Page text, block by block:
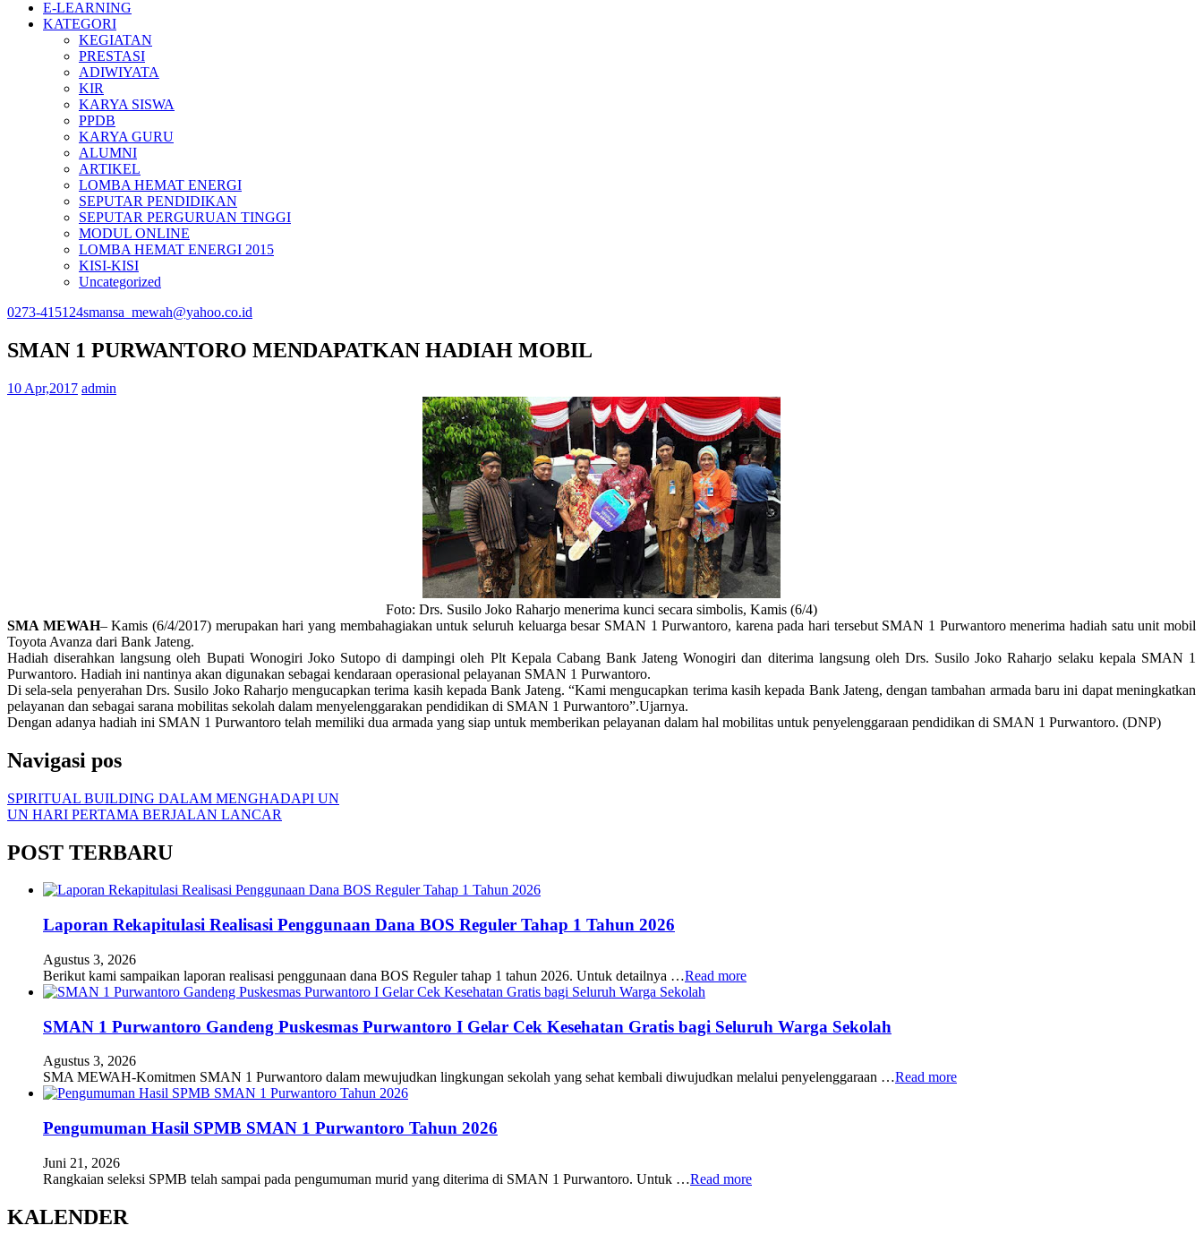
E-LEARNING
KATEGORI
KEGIATAN
PRESTASI
ADIWIYATA
KIR
KARYA SISWA
PPDB
KARYA GURU
ALUMNI
ARTIKEL
LOMBA HEMAT ENERGI
SEPUTAR PENDIDIKAN
SEPUTAR PERGURUAN TINGGI
MODUL ONLINE
LOMBA HEMAT ENERGI 2015
KISI-KISI
Uncategorized
0273-415124smansa_mewah@yahoo.co.id
SMAN 1 PURWANTORO MENDAPATKAN HADIAH MOBIL
10 Apr,2017 admin
Foto: Drs. Susilo Joko Raharjo menerima kunci secara simbolis, Kamis (6/4)
SMA MEWAH– Kamis (6/4/2017) merupakan hari yang membahagiakan untuk seluruh keluarga besar SMAN 1 Purwantoro, karena pada hari tersebut SMAN 1 Purwantoro menerima hadiah satu unit mobil
Toyota Avanza dari Bank Jateng.
Hadiah diserahkan langsung oleh Bupati Wonogiri Joko Sutopo di dampingi oleh Plt Kepala Cabang Bank Jateng Wonogiri dan diterima langsung oleh Drs. Susilo Joko Raharjo selaku kepala SMAN 1
Purwantoro. Hadiah ini nantinya akan digunakan sebagai kendaraan operasional pelayanan SMAN 1 Purwantoro.
Di sela-sela penyerahan Drs. Susilo Joko Raharjo mengucapkan terima kasih kepada Bank Jateng. “Kami mengucapkan terima kasih kepada Bank Jateng, dengan tambahan armada baru ini dapat meningkatkan
pelayanan dan sebagai sarana mobilitas sekolah dalam menyelenggarakan pendidikan di SMAN 1 Purwantoro”.Ujarnya.
Dengan adanya hadiah ini SMAN 1 Purwantoro telah memiliki dua armada yang siap untuk memberikan pelayanan dalam hal mobilitas untuk penyelenggaraan pendidikan di SMAN 1 Purwantoro. (DNP)
Navigasi pos
SPIRITUAL BUILDING DALAM MENGHADAPI UN
UN HARI PERTAMA BERJALAN LANCAR
POST TERBARU
Laporan Rekapitulasi Realisasi Penggunaan Dana BOS Reguler Tahap 1 Tahun 2026
Agustus 3, 2026
Berikut kami sampaikan laporan realisasi penggunaan dana BOS Reguler tahap 1 tahun 2026. Untuk detailnya …Read more
SMAN 1 Purwantoro Gandeng Puskesmas Purwantoro I Gelar Cek Kesehatan Gratis bagi Seluruh Warga Sekolah
Agustus 3, 2026
SMA MEWAH-Komitmen SMAN 1 Purwantoro dalam mewujudkan lingkungan sekolah yang sehat kembali diwujudkan melalui penyelenggaraan …Read more
Pengumuman Hasil SPMB SMAN 1 Purwantoro Tahun 2026
Juni 21, 2026
Rangkaian seleksi SPMB telah sampai pada pengumuman murid yang diterima di SMAN 1 Purwantoro. Untuk …Read more
KALENDER